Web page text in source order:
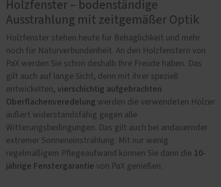
Holzfenster – bodenständige
Ausstrahlung mit zeitgemäßer Optik
Holzfenster stehen heute für Behaglichkeit und mehr
noch für Naturverbundenheit. An den Holzfenstern von
PaX werden Sie schon deshalb Ihre Freude haben. Das
gilt auch auf lange Sicht, denn mit ihrer speziell
entwickelten, vierschichtig aufgebrachten
Oberflächenveredelung werden die verwendeten Hölzer
äußert widerstandsfähig gegen alle
Witterungsbedingungen. Das gilt auch bei andauernder
extremer Sonneneinstrahlung. Mit nur wenig
regelmäßigem Pflegeaufwand können Sie dann die 10-
jährige Fenstergarantie von PaX genießen.